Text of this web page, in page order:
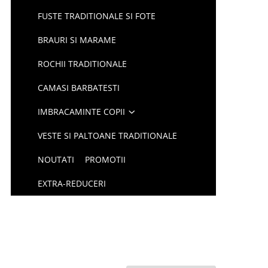
FUSTE TRADITIONALE SI FOTE
BRAURI SI MARAME
ROCHII TRADITIONALE
CAMASI BARBATESTI
IMBRACAMINTE COPII
VESTE SI PALTOANE TRADITIONALE
NOUTATI PROMOTII
EXTRA-REDUCERI